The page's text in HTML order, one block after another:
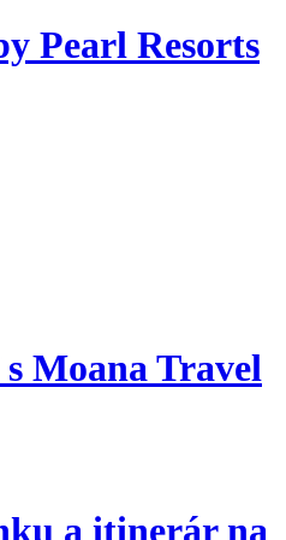
Pearl Resorts
Moana Travel
a itinerár na